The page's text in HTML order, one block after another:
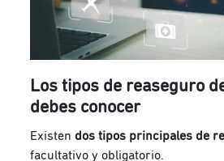
Los tipos de reaseguro
debes conocer
Existen dos tipos principales de
facultativo y obligatorio.